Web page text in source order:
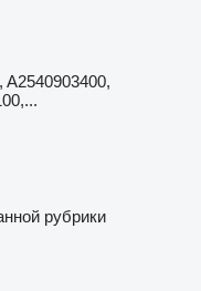
A2540903400,
рубрики